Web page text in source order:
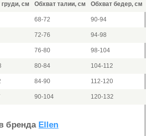
см Обхват талии, см Обхват бедер, см
68-72 90-94
72-76 94-98
76-80 98-104
80-84 104-112
84-90 112-120
90-104 120-132
бренда Ellen